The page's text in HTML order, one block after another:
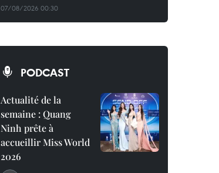
07/08/2026 00:30
PODCAST
Actualité de la
semaine : Quang
Ninh prête à
accueillir Miss World
2026